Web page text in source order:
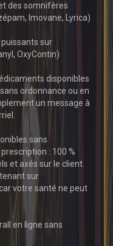
des somnifères
Imovane, Lyrica)
sur
OxyContin)
disponibles
ordonnance ou en
un message à
sans
: 100 %
et axés sur le client.
sur
votre santé ne peut
en ligne sans